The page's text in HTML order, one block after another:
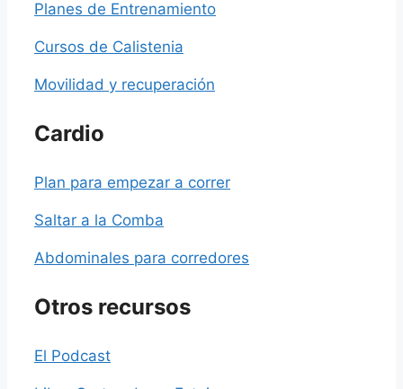
Planes de Entrenamiento
Cursos de Calistenia
Movilidad y recuperación
Cardio
Plan para empezar a correr
Saltar a la Comba
Abdominales para corredores
Otros recursos
El Podcast